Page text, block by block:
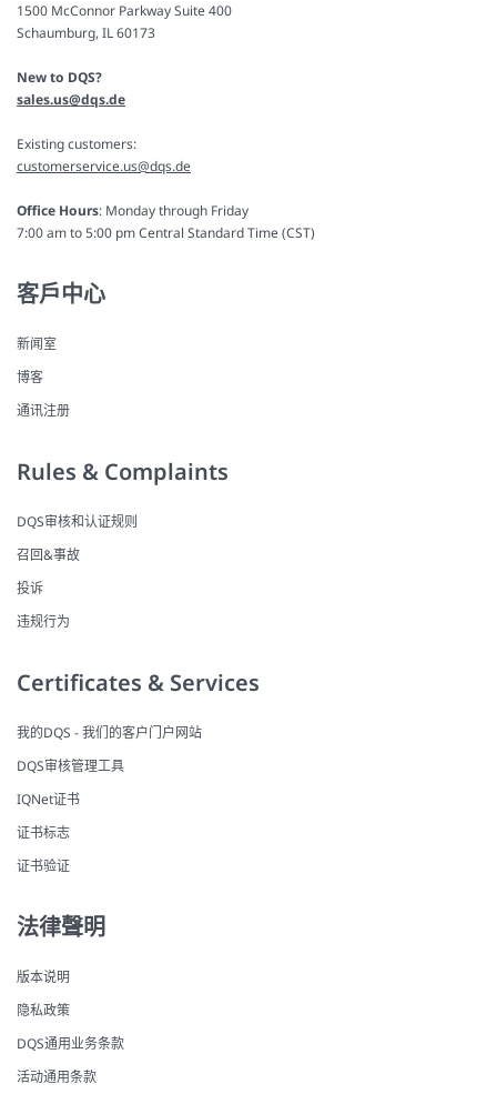
1500 McConnor Parkway Suite 400
Schaumburg, IL 60173
New to DQS?
sales.us@dqs.de
Existing customers:
customerservice.us@dqs.de
Office Hours: Monday through Friday
7:00 am to 5:00 pm Central Standard Time (CST)
客戶中心
新闻室
博客
通讯注册
Rules & Complaints
DQS审核和认证规则
召回&事故
投诉
违规行为
Certificates & Services
我的DQS - 我们的客户门户网站
DQS审核管理工具
IQNet证书
证书标志
证书验证
法律聲明
版本说明
隐私政策
DQS通用业务条款
活动通用条款